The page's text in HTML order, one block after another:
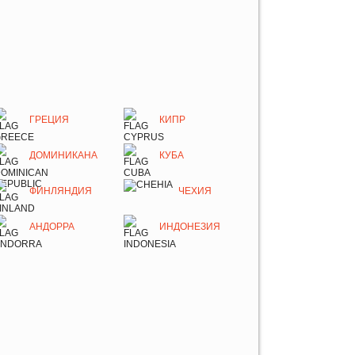
ГРЕЦИЯ КИПР
ДОМИНИКАНА КУБА
ФИНЛЯНДИЯ ЧЕХИЯ
АНДОРРА ИНДОНЕЗИЯ